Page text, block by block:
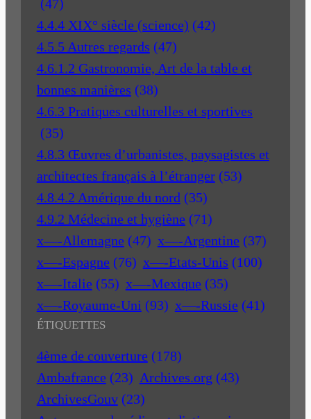
(47)
4.4.4 XIX° siècle (science) (42)
4.5.5 Autres regards (47)
4.6.1.2 Gastronomie, Art de la table et
bonnes manières (38)
4.6.3 Pratiques culturelles et sportives
(35)
4.8.3 Œuvres d’urbanistes, paysagistes et
architectes français à l’étranger (53)
4.8.4.2 Amérique du nord (35)
4.9.2 Médecine et hygiène (71)
x—-Allemagne (47) x—-Argentine (37)
x—-Espagne (76) x—-Etats-Unis (100)
x—-Italie (55) x—-Mexique (35)
x—-Royaume-Uni (93) x—-Russie (41)
ÉTIQUETTES
4ème de couverture (178)
Ambafrance (23) Archives.org (43)
ArchivesGouv (23)